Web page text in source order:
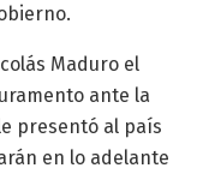
Maduro el
ante la
presentó al país
en lo adelante